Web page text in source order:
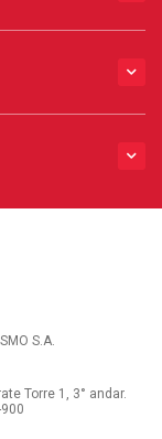
S.A.
Torre 1, 3° andar.